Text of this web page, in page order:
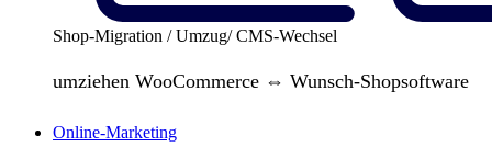
Shop-Migration / Umzug/ CMS-Wechsel
umziehen WooCommerce ⇔ Wunsch-Shopsoftware
Online-Marketing